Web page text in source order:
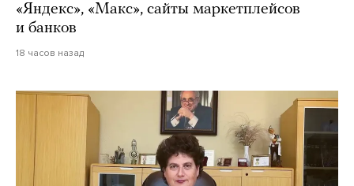
«Яндекс», «Макс», сайты маркетплейсов
и банков
18 часов назад